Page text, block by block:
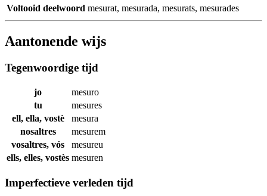
Voltooid deelwoord mesurat, mesurada, mesurats, mesurades
Aantonende wijs
Tegenwoordige tijd
jo
mesuro
tu
mesures
ell, ella, vostè
mesura
nosaltres
mesurem
vosaltres, vós
mesureu
ells, elles, vostès mesuren
Imperfectieve verleden tijd